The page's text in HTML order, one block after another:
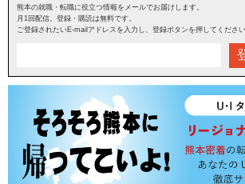
熊本の就職・転職に役立つ情報をメールでお届けします。
月1回配信。登録・購読は無料です。
ご登録されたいE-mailアドレスを入力し、登録ボタンを押してください